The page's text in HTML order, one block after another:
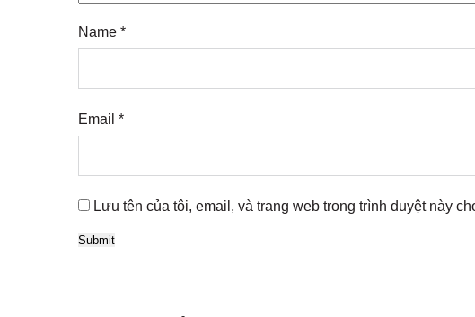
Name *
Email *
Lưu tên của tôi, email, và trang web trong trình duyệt này